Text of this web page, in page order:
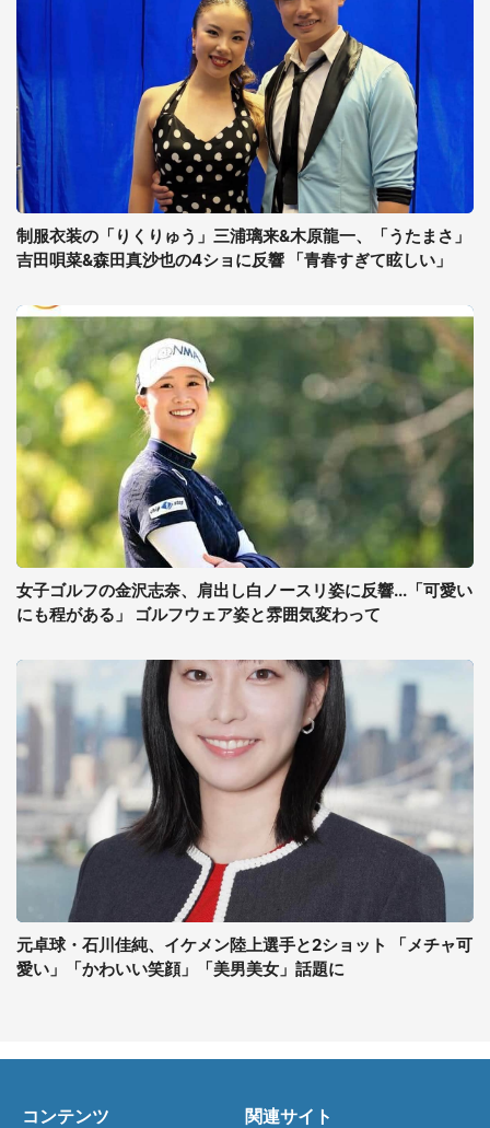
制服衣装の「りくりゅう」三浦璃来&木原龍一、「うたまさ」
吉田唄菜&森田真沙也の4ショに反響 「青春すぎて眩しい」
女子ゴルフの金沢志奈、肩出し白ノースリ姿に反響...「可愛い
にも程がある」 ゴルフウェア姿と雰囲気変わって
元卓球・石川佳純、イケメン陸上選手と2ショット 「メチャ可
愛い」「かわいい笑顔」「美男美女」話題に
コンテンツ 関連サイト